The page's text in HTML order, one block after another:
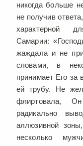
никогда больше
не получив
характерной
Самарии:
жаждала и не
словами, в
принимает Его за
ей трубу. Не
флиртовала,
радикально
аллюзивной
несколько